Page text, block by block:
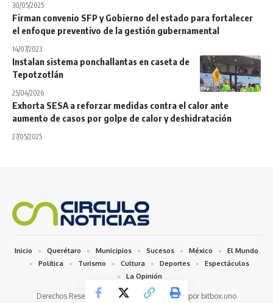
30/05/2025
Firman convenio SFP y Gobierno del estado para fortalecer
el enfoque preventivo de la gestión gubernamental
14/07/2023
Instalan sistema ponchallantas en caseta de
Tepotzotlán
25/04/2026
Exhorta SESA a reforzar medidas contra el calor ante
aumento de casos por golpe de calor y deshidratación
27/05/2025
Derechos Reservados 2026 © / Desarrollado por bitbox.uno
Inicio Querétaro Municipios Sucesos México
El Mundo
Política
Turismo Cultura Deportes
Espectáculos
La Opinión